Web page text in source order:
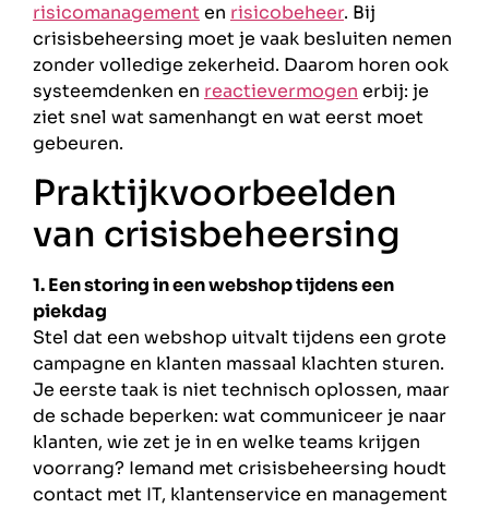
risicomanagement en risicobeheer. Bij
crisisbeheersing moet je vaak besluiten nemen
zonder volledige zekerheid. Daarom horen ook
systeemdenken en reactievermogen erbij: je
ziet snel wat samenhangt en wat eerst moet
gebeuren.
Praktijkvoorbeelden
van crisisbeheersing
1. Een storing in een webshop tijdens een
piekdag
Stel dat een webshop uitvalt tijdens een grote
campagne en klanten massaal klachten sturen.
Je eerste taak is niet technisch oplossen, maar
de schade beperken: wat communiceer je naar
klanten, wie zet je in en welke teams krijgen
voorrang? Iemand met crisisbeheersing houdt
contact met IT, klantenservice en management